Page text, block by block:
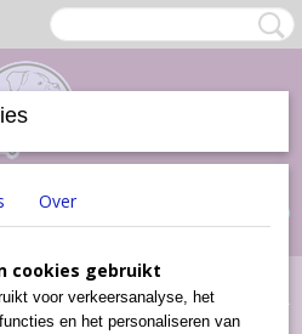
(0)
Zalm (500 gram)
Over
cookies gebruikt
voor verkeersanalyse, het
en het personaliseren van